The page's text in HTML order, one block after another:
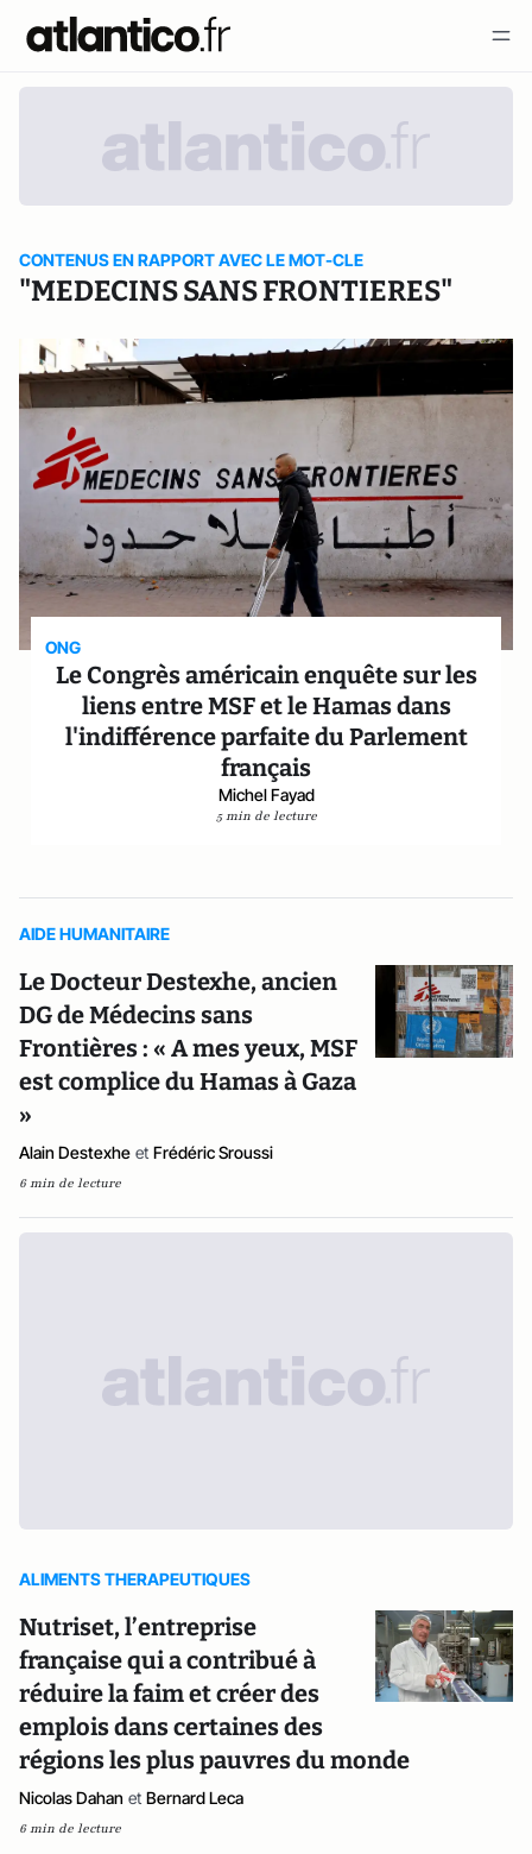
CONTENUS EN RAPPORT AVEC LE MOT-CLE
"MEDECINS SANS FRONTIERES"
ONG
Le Congrès américain enquête sur les
liens entre MSF et le Hamas dans
l'indifférence parfaite du Parlement
français
Michel Fayad
5 min de lecture
AIDE HUMANITAIRE
Le Docteur Destexhe, ancien
DG de Médecins sans
Frontières : « A mes yeux, MSF
est complice du Hamas à Gaza
»
Alain Destexhe et Frédéric Sroussi
6 min de lecture
ALIMENTS THERAPEUTIQUES
Nutriset, l’entreprise
française qui a contribué à
réduire la faim et créer des
emplois dans certaines des
régions les plus pauvres du monde
Nicolas Dahan et Bernard Leca
6 min de lecture